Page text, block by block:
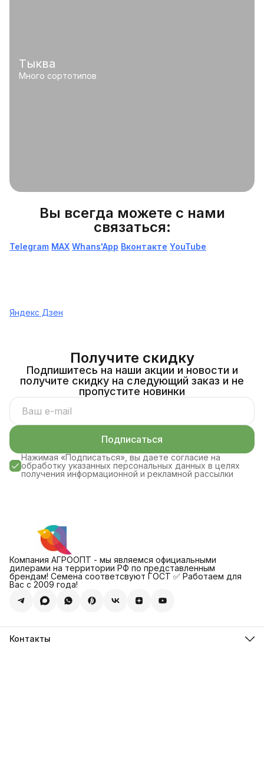
Тыква
Много сортотипов
Вы всегда можете с нами
связаться:
Telegram МАХ Whans'App Вконтакте YouTube
Яндекс Дзен
Получите скидку
Подпишитесь на наши акции и новости и
получите скидку на следующий заказ и не
пропустите новинки
Подписаться
Нажимая «Подписаться», вы даете согласие на
обработку указанных персональных данных в целях
получения информационной и рекламной рассылки
Компания АГРООПТ - мы являемся официальными
дилерами на территории РФ по представленным
брендам! Семена соответсвуют ГОСТ ✅ Работаем для
Вас с 2009 года!
Контакты